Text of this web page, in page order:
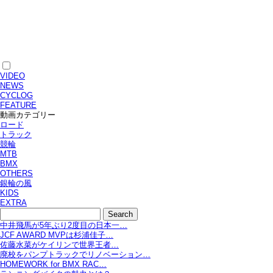
VIDEO
NEWS
CYCLOG
FEATURE
動画カテゴリー
ロード
トラック
競輪
MTB
BMX
OTHERS
銀輪の風
KIDS
EXTRA
中井飛馬が5年ぶり2度目の日本一…
JCF AWARD MVPは杉浦佳子…
佐藤水菜がケイリンで世界王者…
廃校をパンプトラックでリノベーション…
HOMEWORK for BMX RAC…